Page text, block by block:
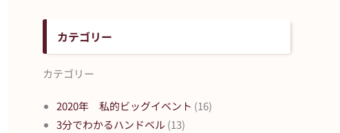
カテゴリー
カテゴリー
2020年 私的ビッグイベント (16)
3分でわかるハンドベル (13)